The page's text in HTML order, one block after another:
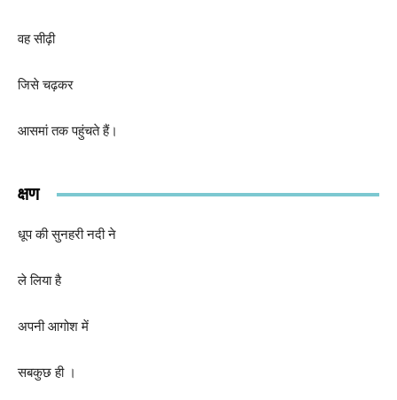
वह सीढ़ी
जिसे चढ़कर
आसमां तक पहुंचते हैं।
क्षण
धूप की सुनहरी नदी ने
ले लिया है
अपनी आगोश में
सबकुछ ही ।